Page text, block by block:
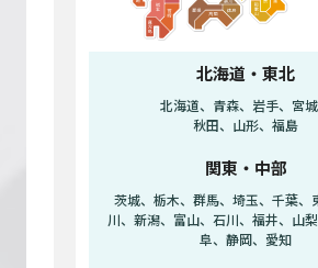
北海道・東北
北海道、青森、岩手、宮城
秋田、山形、福島
関東・中部
茨城、栃木、群馬、埼玉、千葉、
川、新潟、富山、石川、福井、山
阜、静岡、愛知